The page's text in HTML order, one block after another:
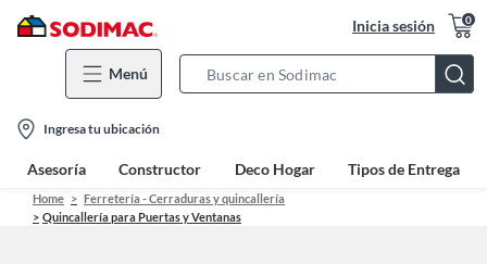
Inicia sesión 0
Menú
Bar
location-
icon
Ingresa tu ubicación
Asesoría Constructor Deco Hogar Tipos de Entrega
Home
Ferretería - Cerraduras y quincallería
Quincallería para Puertas y Ventanas